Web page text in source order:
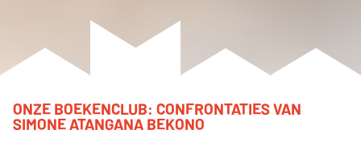
ONZE BOEKENCLUB: CONFRONTATIES VAN
SIMONE ATANGANA BEKONO